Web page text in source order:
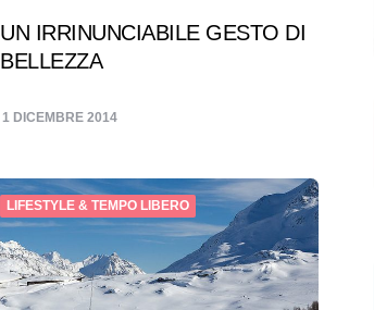
UN IRRINUNCIABILE GESTO DI
BELLEZZA
1 DICEMBRE 2014
LIFESTYLE & TEMPO LIBERO